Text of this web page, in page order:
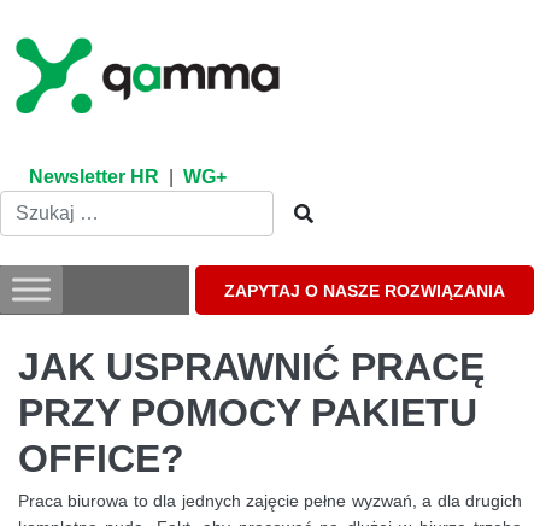
content
Newsletter HR WG+
ZAPYTAJ O NASZE ROZWIĄZANIA
JAK USPRAWNIĆ PRACĘ
PRZY POMOCY PAKIETU
OFFICE?
Praca biurowa to dla jednych zajęcie pełne wyzwań, a dla drugich